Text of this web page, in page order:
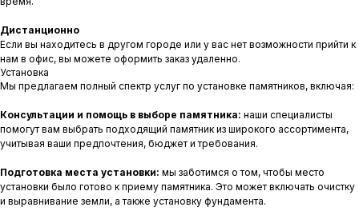
Дистанционно
Если вы находитесь в другом городе или у вас нет возможности прийти к
нам в офис, вы можете оформить заказ удаленно.
Установка
Мы предлагаем полный спектр услуг по установке памятников, включая:
Консультации и помощь в выборе памятника: наши специалисты
помогут вам выбрать подходящий памятник из широкого ассортимента,
учитывая ваши предпочтения, бюджет и требования.
Подготовка места установки: мы заботимся о том, чтобы место
установки было готово к приему памятника. Это может включать очистку
и выравнивание земли, а также установку фундамента.